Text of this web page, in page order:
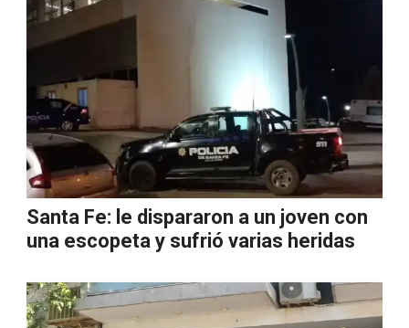
Santa Fe: le dispararon a un joven con
una escopeta y sufrió varias heridas